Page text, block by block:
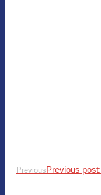
PreviousPrevious post: